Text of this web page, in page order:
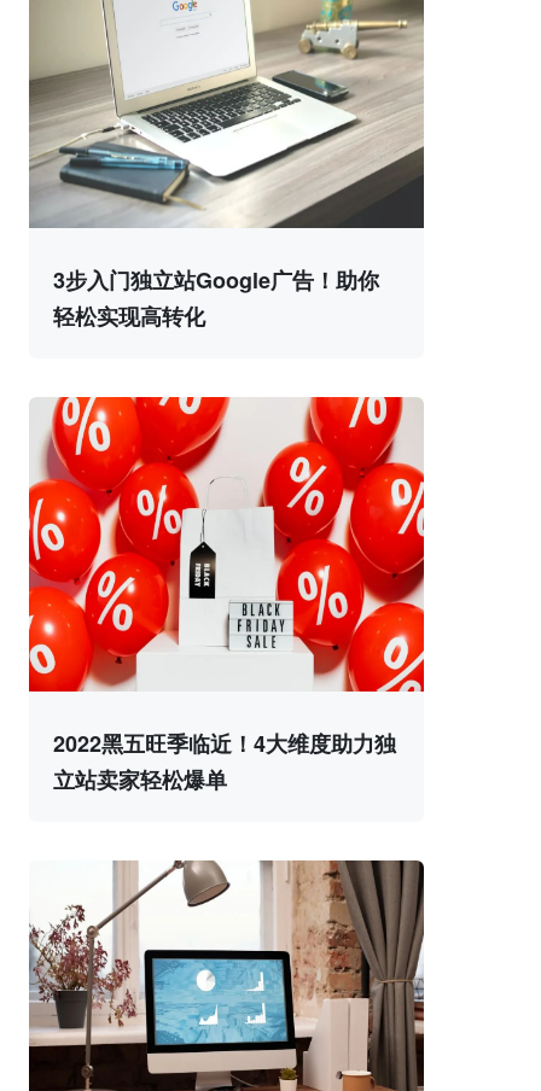
3步入门独立站Google广告！助你
轻松实现高转化
2022黑五旺季临近！4大维度助力独
立站卖家轻松爆单